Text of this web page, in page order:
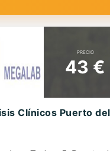
PRECIO
43 €
Clínicos Puerto del